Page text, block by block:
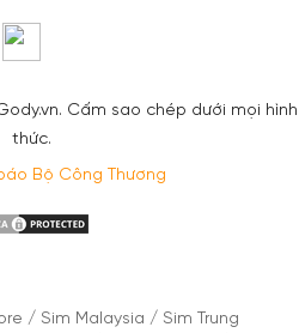
Cấm sao chép dưới mọi hình
thức.
/ Sim Malaysia / Sim Trung